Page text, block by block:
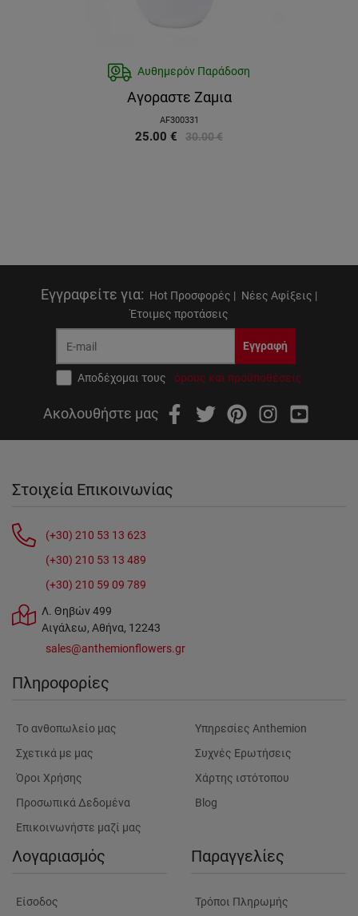
Αυθημερόν Παράδοση
Αγοραστε Ζαμια
AF300331
25.00 € 30.00€
Εγγραφείτε για: Hot Προσφορές | Νέες Αφίξεις |
Έτοιμες προτάσεις
Εγγραφή
Αποδέχομαι τους όρους και προϋποθέσεις
Ακολουθήστε μας
Στοιχεία Επικοινωνίας
(+30) 210 53 13 623
(+30) 210 53 13 489
(+30) 210 59 09 789
Λ. Θηβών 499
Αιγάλεω, Αθήνα, 12243
sales@anthemionflowers.gr
Πληροφορίες
Tο ανθοπωλείο μας
Σχετικά με μας
Όροι Χρήσης
Προσωπικά Δεδομένα
Επικοινωνήστε μαζί μας
Υπηρεσίες Anthemion
Συχνές Ερωτήσεις
Χάρτης ιστότοπου
Blog
Λογαριασμός
Είσοδος
Παραγγελίες
Τρόποι Πληρωμής